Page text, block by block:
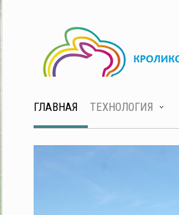
ГЛАВНАЯ ТЕХНОЛОГИЯ